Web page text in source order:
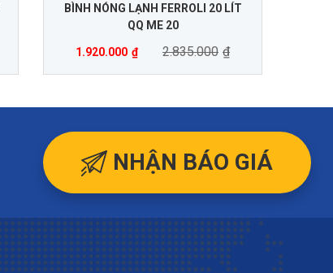
BÌNH NÓNG LẠNH FERROLI 20 LÍT
QQ ME 20
1.920.000 ₫ 2.835.000 ₫
NHẬN BÁO GIÁ